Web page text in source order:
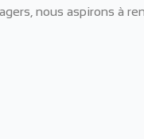
nous aspirons à